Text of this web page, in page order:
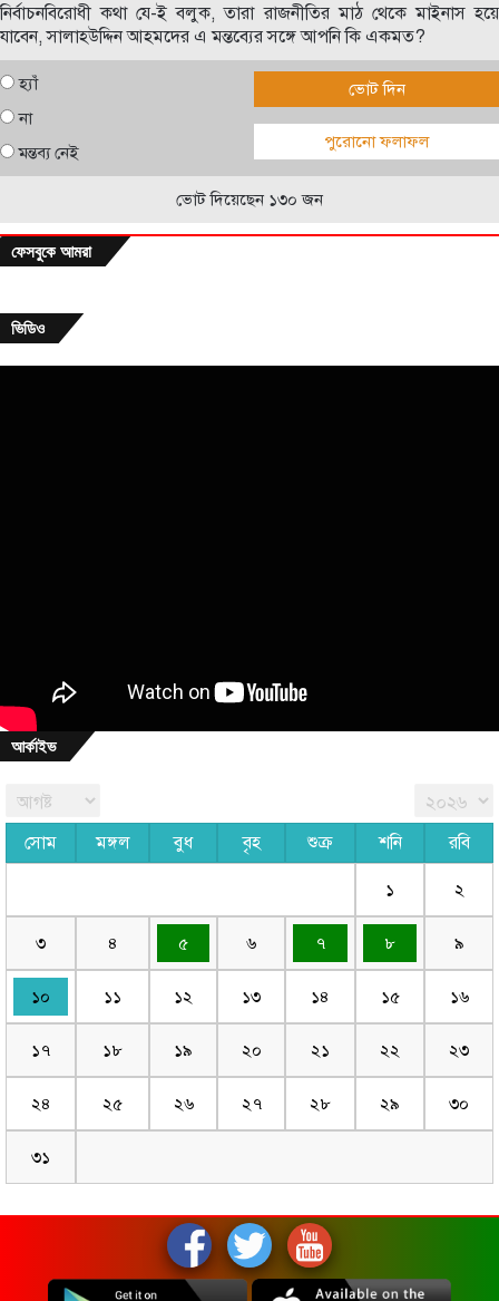
নির্বাচনবিরোধী কথা যে-ই বলুক, তারা রাজনীতির মাঠ থেকে মাইনাস হয়ে
যাবেন, সালাহউদ্দিন আহমদের এ মন্তব্যের সঙ্গে আপনি কি একমত?
হ্যাঁ
না
মন্তব্য নেই
ভোট দিন
পুরোনো ফলাফল
ভোট দিয়েছেন ১৩০ জন
ফেসবুকে আমরা
ভিডিও
আর্কাইভ
সোম মঙ্গল বুধ বৃহ শুক্র শনি রবি
১ ২
৩ ৪ ৫ ৬ ৭ ৮ ৯
১০ ১১ ১২ ১৩ ১৪ ১৫ ১৬
১৭ ১৮ ১৯ ২০ ২১ ২২ ২৩
২৪ ২৫ ২৬ ২৭ ২৮ ২৯ ৩০
৩১